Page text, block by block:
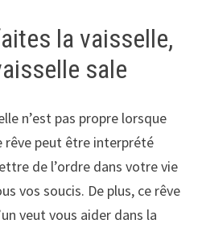
la vaisselle,
sale
n’est pas propre lorsque
rêve peut être interprété
de l’ordre dans votre vie
vos soucis. De plus, ce rêve
veut vous aider dans la